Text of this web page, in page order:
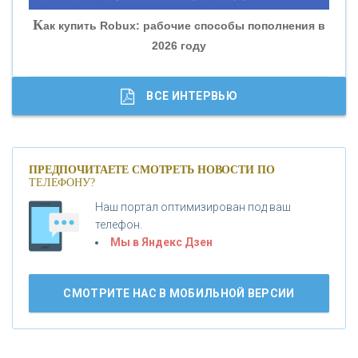
«ГАЗПРОМБАНК»
«МОСКОВСКИЙ КРЕДИТНЫЙ БАНК»
«БАНК ВОЗРОЖДЕНИЕ»
АО «КРЕДИТ ЕВРОПА БАНК»
Как купить Robux: рабочие способы пополнения в
2026 году
Банки.ру обновил логотип впервые за 19 лет -
ВСЕ ИНТЕРВЬЮ
ПРЕДПОЧИТАЕТЕ СМОТРЕТЬ НОВОСТИ ПО
ТЕЛЕФОНУ?
Наш портал оптимизирован под ваш
телефон.
Мы в Яндекс Дзен
СМОТРИТЕ НАС В МОБИЛЬНОЙ ВЕРСИИ